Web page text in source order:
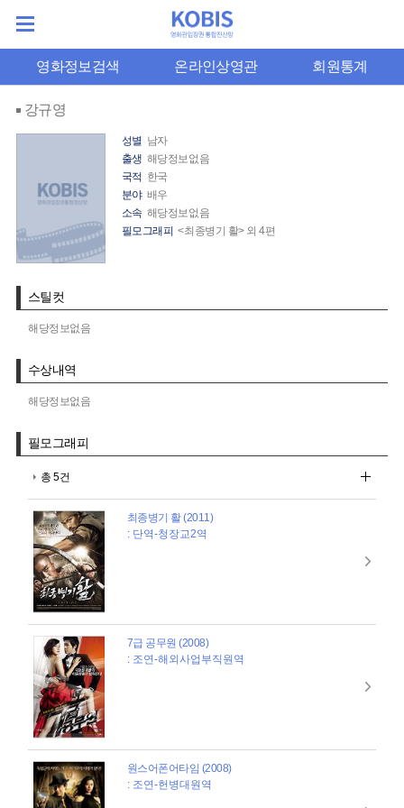
영화정보검색 온라인상영관 회원통계
강규영
성별 남자
출생 해당정보없음
국적 한국
분야 배우
소속 해당정보없음
필모그래피 <최종병기 활> 외 4편
스틸컷
해당정보없음
수상내역
해당정보없음
필모그래피
총 5건
최종병기 활 (2011)
: 단역-청장교2역
7급 공무원 (2008)
: 조연-해외사업부직원역
원스어폰어타임 (2008)
: 조연-헌병대원역